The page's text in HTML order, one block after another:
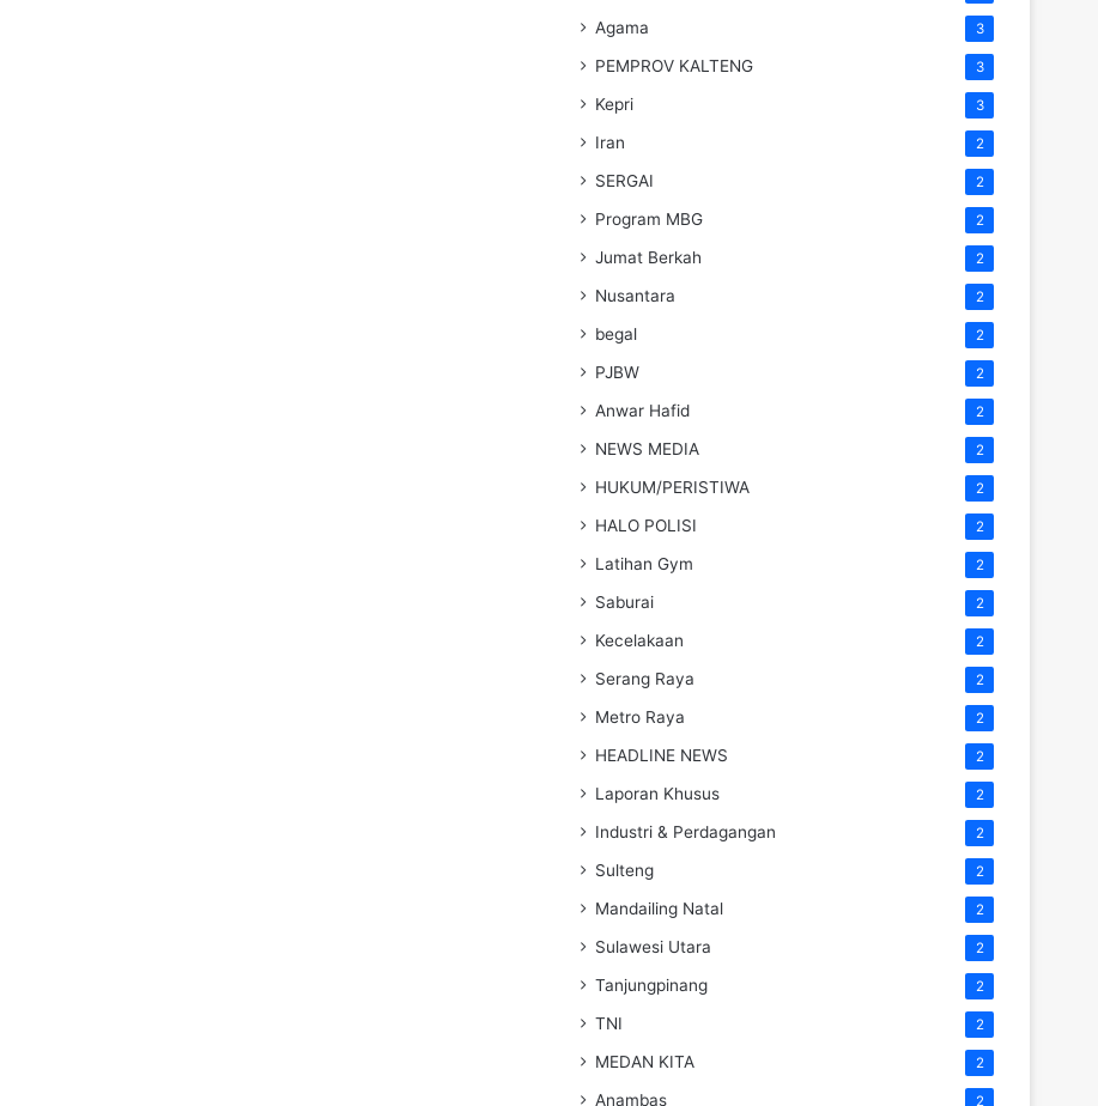
Agama 3
PEMPROV KALTENG 3
Kepri 3
Iran 2
SERGAI 2
Program MBG 2
Jumat Berkah 2
Nusantara 2
begal 2
PJBW 2
Anwar Hafid 2
NEWS MEDIA 2
HUKUM/PERISTIWA 2
HALO POLISI 2
Latihan Gym 2
Saburai 2
Kecelakaan 2
Serang Raya 2
Metro Raya 2
HEADLINE NEWS 2
Laporan Khusus 2
Industri & Perdagangan 2
Sulteng 2
Mandailing Natal 2
Sulawesi Utara 2
Tanjungpinang 2
TNI 2
MEDAN KITA 2
Anambas 2